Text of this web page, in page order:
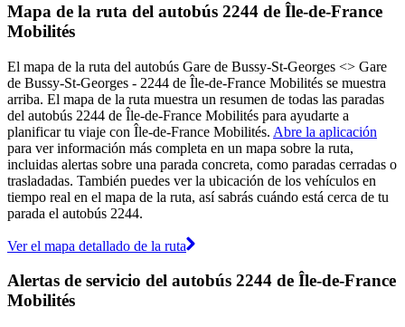
Mapa de la ruta del autobús 2244 de Île-de-France
Mobilités
El mapa de la ruta del autobús Gare de Bussy-St-Georges <> Gare
de Bussy-St-Georges - 2244 de Île-de-France Mobilités se muestra
arriba. El mapa de la ruta muestra un resumen de todas las paradas
del autobús 2244 de Île-de-France Mobilités para ayudarte a
planificar tu viaje con Île-de-France Mobilités. Abre la aplicación
para ver información más completa en un mapa sobre la ruta,
incluidas alertas sobre una parada concreta, como paradas cerradas o
trasladadas. También puedes ver la ubicación de los vehículos en
tiempo real en el mapa de la ruta, así sabrás cuándo está cerca de tu
parada el autobús 2244.
Ver el mapa detallado de la ruta
Alertas de servicio del autobús 2244 de Île-de-France
Mobilités